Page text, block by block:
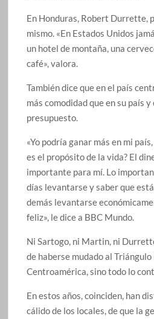
En Honduras, Robert Durrette,
mismo. «En Estados Unidos
un hotel de montaña, una
café», valora.
También dice que en el país
más comodidad que en su país
presupuesto.
«Yo podría ganar más en mi
es el propósito de la vida? El
importante para mí. Lo
días levantarse y saber que
demás levantarse
feliz», le dice a BBC Mundo.
Ni Sartogo, ni Martin, ni
de haberse mudado al
Centroamérica, sino todo lo
En estos años, coinciden, han
cálido de los locales, de que la